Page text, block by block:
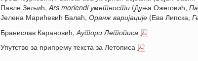
Павле Зељић, Ars moriendiуметности (Дуња Ожеговић,
Јелена Марићевић Балаћ, Оранж варијације (Ева Липска,
Бранислав Карановић, Аутори Летописа
Упутство за припрему текста за Летописа